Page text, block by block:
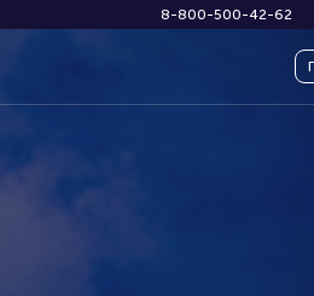
8-800-500-42-62